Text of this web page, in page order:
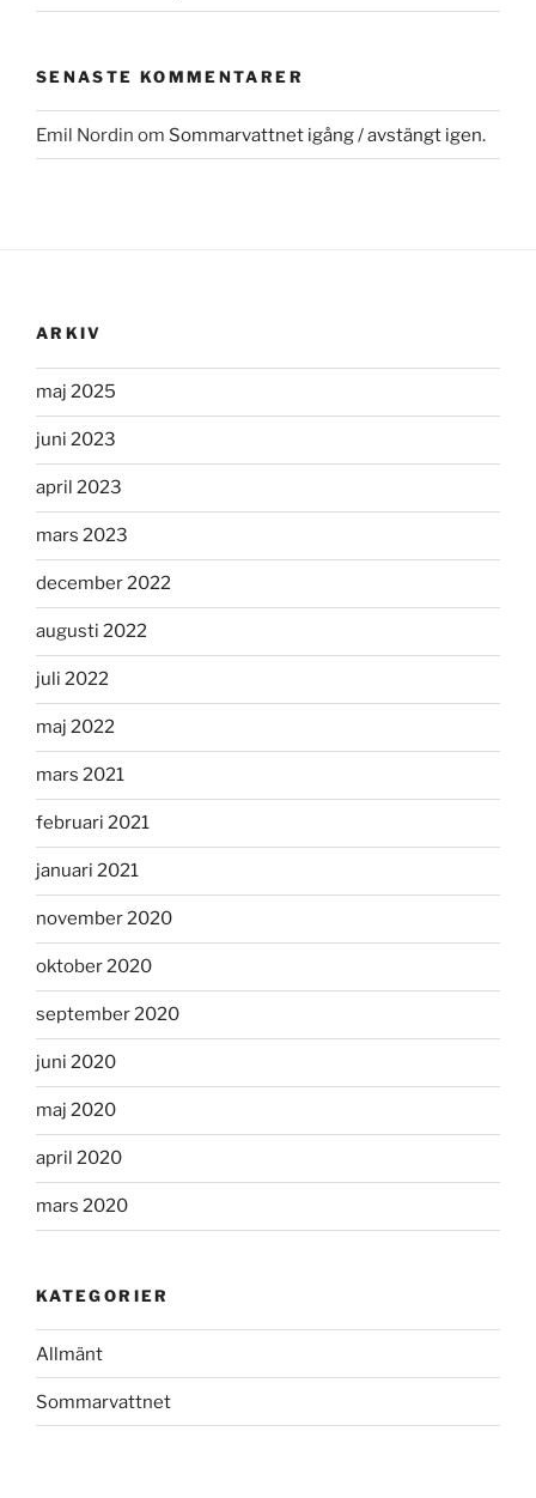
SENASTE KOMMENTARER
Emil Nordin om Sommarvattnet igång / avstängt igen.
ARKIV
maj 2025
juni 2023
april 2023
mars 2023
december 2022
augusti 2022
juli 2022
maj 2022
mars 2021
februari 2021
januari 2021
november 2020
oktober 2020
september 2020
juni 2020
maj 2020
april 2020
mars 2020
KATEGORIER
Allmänt
Sommarvattnet